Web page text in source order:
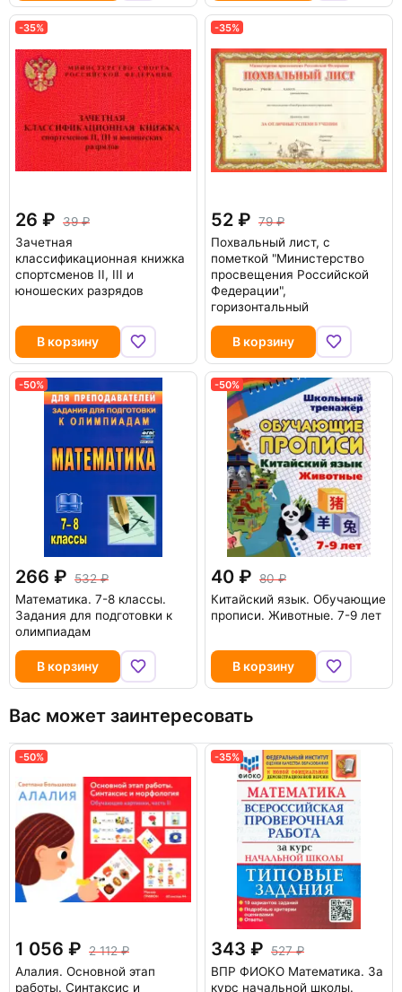
-35%
26
39
Зачетная
классификационная книжка
спортсменов II, III и
юношеских разрядов
В корзину
-35%
52
79
Похвальный лист, с
пометкой "Министерство
просвещения Российской
Федерации",
горизонтальный
В корзину
-50%
266
532
Математика. 7-8 классы.
Задания для подготовки к
олимпиадам
В корзину
-50%
40
80
Китайский язык. Обучающие
прописи. Животные. 7-9 лет
В корзину
Вас может заинтересовать
-50%
1 056
2 112
Алалия. Основной этап
работы. Синтаксис и
-35%
343
527
ВПР ФИОКО Математика. За
курс начальной школы.